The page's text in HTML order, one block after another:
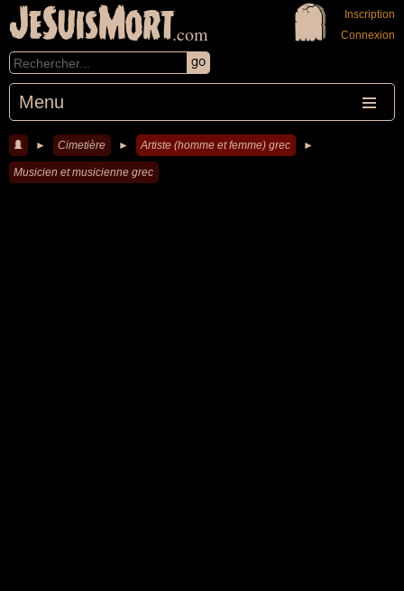
JeSuisMort.com
Menu
Inscription
Connexion
► Cimetière ► Artiste (homme et femme) grec ►
Musicien et musicienne grec